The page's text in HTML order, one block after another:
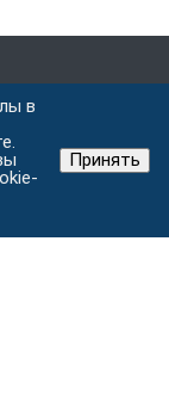
Хабаровске.
под одной
в
Принять